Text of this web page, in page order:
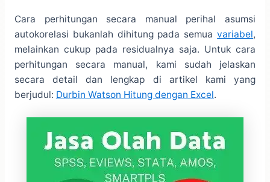
Cara perhitungan secara manual perihal asumsi
autokorelasi bukanlah dihitung pada semuavariabel,
melainkan cukup pada residualnya saja. Untuk cara
perhitungan secara manual, kami sudah jelaskan
secara detail dan lengkap di artikel kami yang
berjudul: Durbin Watson Hitung dengan Excel.